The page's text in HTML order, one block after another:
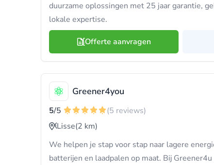
duurzame oplossingen met 25 jaar garantie,
lokale expertise.
Offerte aanvragen
Greener4you
5/5
(5 reviews)
Lisse(2 km)
We helpen je stap voor stap naar lagere
batterijen en laadpalen op maat. Bij